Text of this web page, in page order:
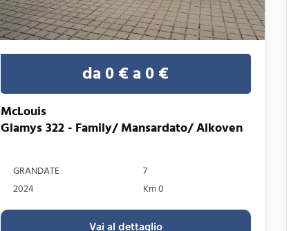
da 0 € a 0 €
McLouis
Glamys 322 - Family/ Mansardato/ Alkoven
GRANDATE
7
2024
Km 0
Vai al dettaglio